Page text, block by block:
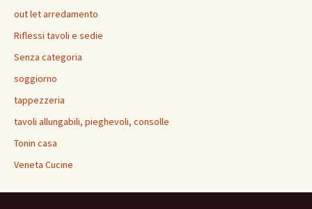
out let arredamento
Riflessi tavoli e sedie
Senza categoria
soggiorno
tappezzeria
tavoli allungabili, pieghevoli, consolle
Tonin casa
Veneta Cucine